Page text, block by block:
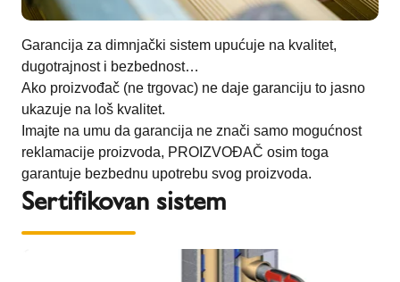
Garancija za dimnjački sistem upućuje na kvalitet,
dugotrajnost i bezbednost…
Ako proizvođač (ne trgovac) ne daje garanciju to jasno
ukazuje na loš kvalitet.
Imajte na umu da garancija ne znači samo mogućnost
reklamacije proizvoda, PROIZVOĐAČ osim toga
garantuje bezbednu upotrebu svog proizvoda.
Sertifikovan sistem